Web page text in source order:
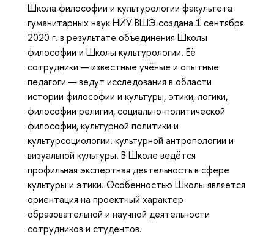
Школа философии и культурологии факультета
гуманитарных наук НИУ ВШЭ создана 1 сентября
2020 г. в результате объединения Школы
философии и Школы культурологии. Её
сотрудники — известные учёные и опытные
педагоги — ведут исследования в области
истории философии и культуры, этики, логики,
философии религии, социально-политической
философии, культурной политики и
культурсоциологии. культурной антропологии и
визуальной культуры. В Школе ведётся
профильная экспертная деятельность в сфере
культуры и этики. Особенностью Школы является
ориентация на проектный характер
образовательной и научной деятельности
сотрудников и студентов.